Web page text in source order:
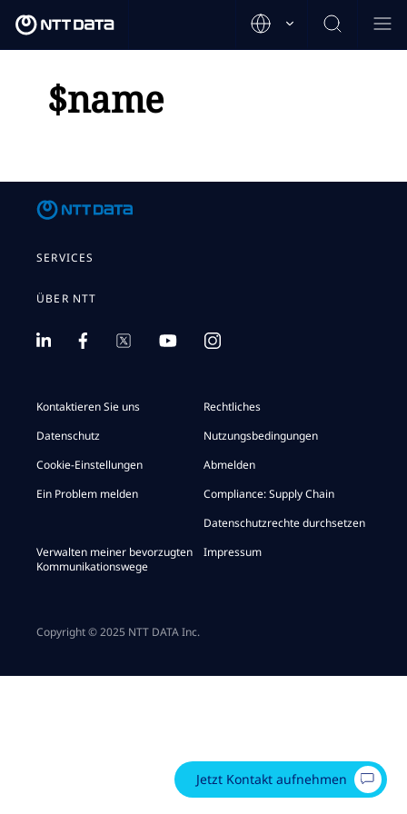
$name
SERVICES
ÜBER NTT
Kontaktieren Sie uns
Rechtliches
Datenschutz
Nutzungsbedingungen
Cookie-Einstellungen
Abmelden
Ein Problem melden
Compliance: Supply Chain
Datenschutzrechte durchsetzen
Verwalten meiner bevorzugten
Kommunikationswege
Impressum
Copyright © 2025 NTT DATA Inc.
Jetzt Kontakt aufnehmen